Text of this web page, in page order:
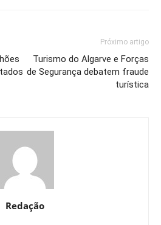
Próximo artigo
Turismo do Algarve e Forças
de Segurança debatem fraude
turística
Redação